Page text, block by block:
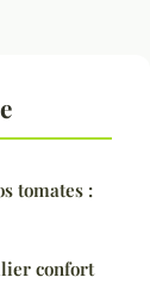
tomates :
confort